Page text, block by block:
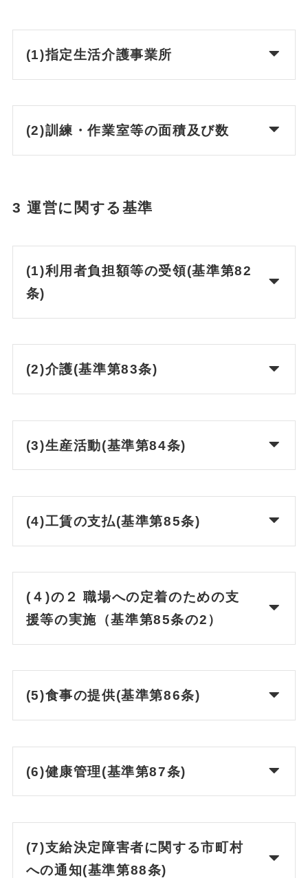
(1)指定生活介護事業所
(2)訓練・作業室等の面積及び数
3 運営に関する基準
(1)利用者負担額等の受領(基準第82
条)
(2)介護(基準第83条)
(3)生産活動(基準第84条)
(4)工賃の支払(基準第85条)
(４)の２ 職場への定着のための支
援等の実施（基準第85条の2）
(5)食事の提供(基準第86条)
(6)健康管理(基準第87条)
(7)支給決定障害者に関する市町村
への通知(基準第88条)